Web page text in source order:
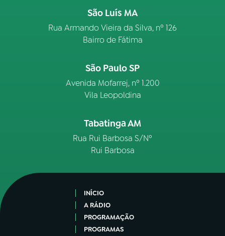
São Luís MA
Rua Armando Vieira da Silva, nº 126
Bairro de Fátima
São Paulo SP
Avenida Mofarrej, nº 1.200
Vila Leopoldina
Tabatinga AM
Rua Rui Barbosa S/Nº
Rui Barbosa
INÍCIO
A RÁDIO
PROGRAMAÇÃO
PROGRAMAS